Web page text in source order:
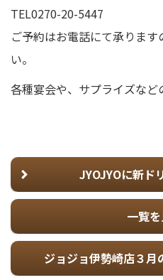
TEL0270-20-5447
ご予約はお電話にて承りま
い。
各種宴会や、サプライズな
JYOJYOに新ド
一覧
ジョジョ伊勢崎店３月